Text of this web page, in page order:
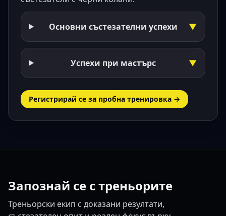
Основни състезателни успехи ▼
Успехи при мастърс ▼
Регистрирай се за пробна тренировка →
Запознай се с треньорите
Треньорски екип с доказани резултати,